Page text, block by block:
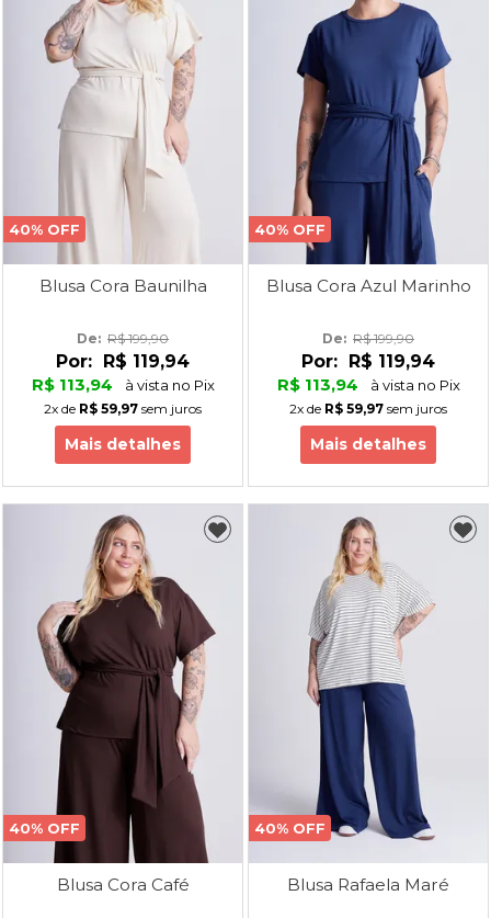
40% OFF
Blusa Cora Baunilha
De: R$ 199,90
Por: R$ 119,94
R$ 113,94
à vista no Pix
2x de R$ 59,97 sem juros
Mais detalhes
40% OFF
Blusa Cora Azul Marinho
De: R$ 199,90
Por: R$ 119,94
R$ 113,94
à vista no Pix
2x de R$ 59,97 sem juros
Mais detalhes
40% OFF
Blusa Cora Café
40% OFF
Blusa Rafaela Maré